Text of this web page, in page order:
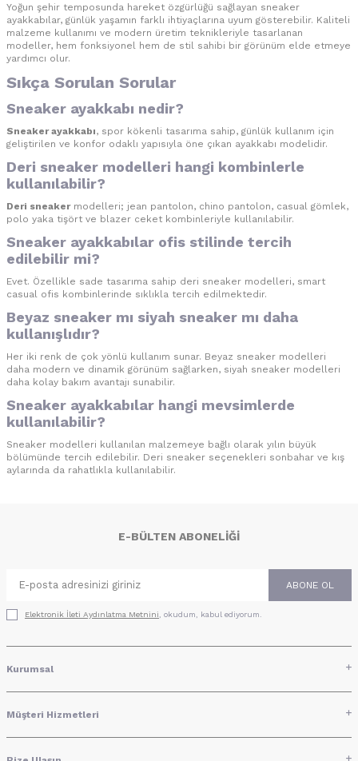
Yoğun şehir temposunda hareket özgürlüğü sağlayan sneaker
ayakkabılar, günlük yaşamın farklı ihtiyaçlarına uyum gösterebilir. Kaliteli
malzeme kullanımı ve modern üretim teknikleriyle tasarlanan
modeller, hem fonksiyonel hem de stil sahibi bir görünüm elde etmeye
yardımcı olur.
Sıkça Sorulan Sorular
Sneaker ayakkabı nedir?
Sneaker ayakkabı, spor kökenli tasarıma sahip, günlük kullanım için
geliştirilen ve konfor odaklı yapısıyla öne çıkan ayakkabı modelidir.
Deri sneaker modelleri hangi kombinlerle
kullanılabilir?
Deri sneakermodelleri; jean pantolon, chino pantolon, casual gömlek,
polo yaka tişört ve blazer ceket kombinleriyle kullanılabilir.
Sneaker ayakkabılar ofis stilinde tercih
edilebilir mi?
Evet. Özellikle sade tasarıma sahip deri sneaker modelleri, smart
casual ofis kombinlerinde sıklıkla tercih edilmektedir.
Beyaz sneaker mı siyah sneaker mı daha
kullanışlıdır?
Her iki renk de çok yönlü kullanım sunar. Beyaz sneaker modelleri
daha modern ve dinamik görünüm sağlarken, siyah sneaker modelleri
daha kolay bakım avantajı sunabilir.
Sneaker ayakkabılar hangi mevsimlerde
kullanılabilir?
Sneaker modelleri kullanılan malzemeye bağlı olarak yılın büyük
bölümünde tercih edilebilir. Deri sneaker seçenekleri sonbahar ve kış
aylarında da rahatlıkla kullanılabilir.
E-BÜLTEN ABONELIĞI
ABONE OL
Elektronik İleti Aydınlatma Metni‌ni , okudum, kabul ediyorum.
Kurumsal
Müşteri Hizmetleri